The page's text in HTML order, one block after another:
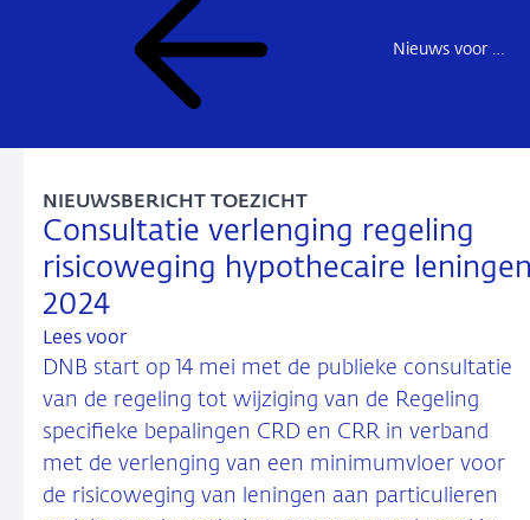
Nieuws voor de sector
Consultatie verlenging regeling
risicoweging hypothecaire
2024
NIEUWSBERICHT TOEZICHT
Lees voor
DNB start op 14 mei met de publieke consultatie
van de regeling tot wijziging van de Regeling
specifieke bepalingen CRD en CRR in verband
met de verlenging van een minimumvloer voor
de risicoweging van leningen aan particulieren